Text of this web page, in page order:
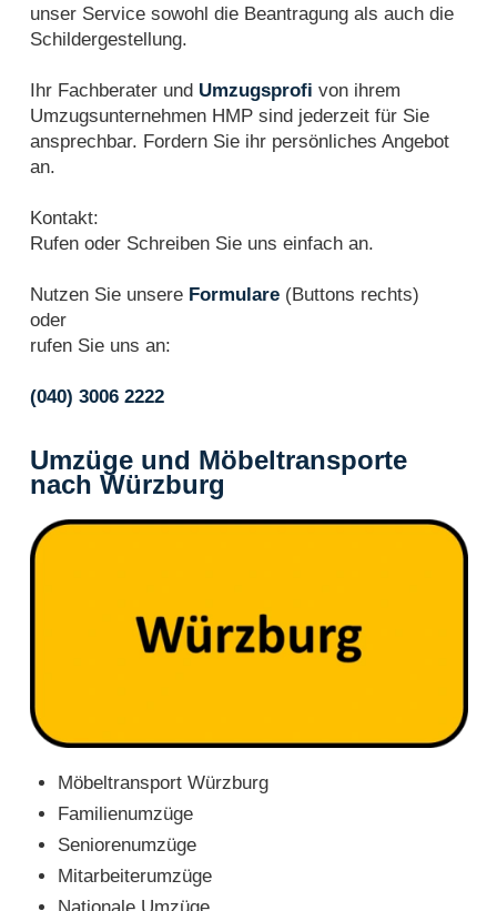
unser Service sowohl die Beantragung als auch die
Schildergestellung.
Ihr Fachberater und Umzugsprofi von ihrem
Umzugsunternehmen HMP sind jederzeit für Sie
ansprechbar. Fordern Sie ihr persönliches Angebot
an.
Kontakt:
Rufen oder Schreiben Sie uns einfach an.
Nutzen Sie unsere Formulare (Buttons rechts)
oder
rufen Sie uns an:
(040) 3006 2222
Umzüge und Möbeltransporte
nach Würzburg
Möbeltransport Würzburg
Familienumzüge
Seniorenumzüge
Mitarbeiterumzüge
Nationale Umzüge